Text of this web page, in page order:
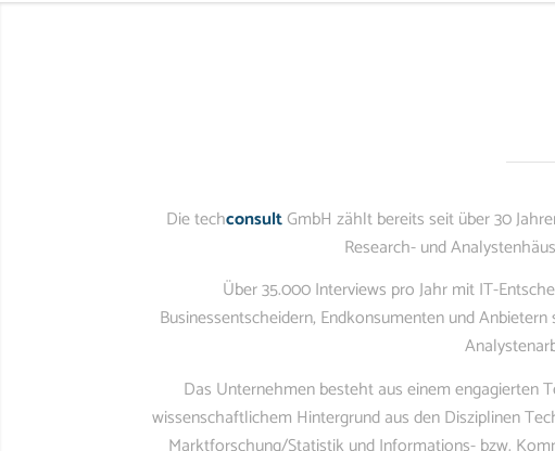
Die techconsultGmbH zählt bereits seit über 30
Research- und
Über 35.000 Interviews pro Jahr mit IT-
Businessentscheidern, Endkonsumenten und
Das Unternehmen besteht aus einem engagierten
wissenschaftlichem Hintergrund aus den Disziplinen